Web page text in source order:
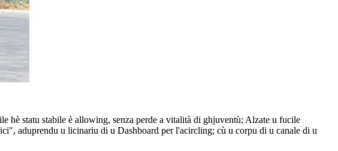
statu stabile è allowing, senza perde a vitalità di ghjuventù; Alzate u fucile
aduprendu u licinariu di u Dashboard per l'acircling; cù u corpu di u canale di u